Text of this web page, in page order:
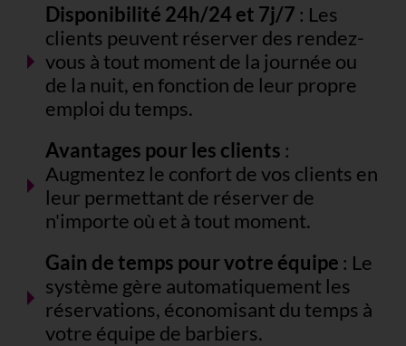
Disponibilité 24h/24 et 7j/7 : Les
clients peuvent réserver des rendez-
vous à tout moment de la journée ou
de la nuit, en fonction de leur propre
emploi du temps.
Avantages pour les clients :
Augmentez le confort de vos clients en
leur permettant de réserver de
n'importe où et à tout moment.
Gain de temps pour votre équipe : Le
système gère automatiquement les
réservations, économisant du temps à
votre équipe de barbiers.